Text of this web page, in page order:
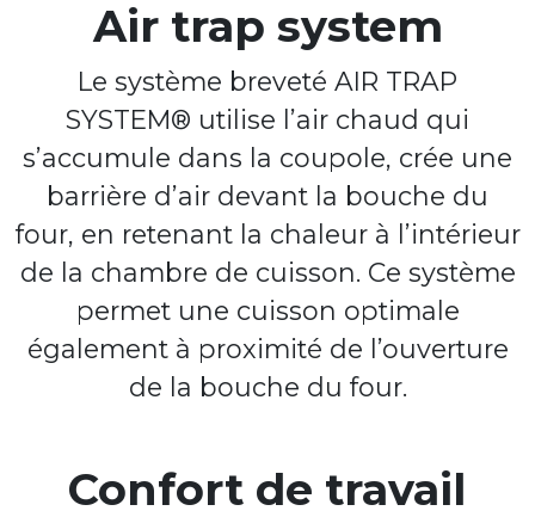
Air trap system
Le système breveté AIR TRAP
SYSTEM® utilise l’air chaud qui
s’accumule dans la coupole, crée une
barrière d’air devant la bouche du
four, en retenant la chaleur à l’intérieur
de la chambre de cuisson. Ce système
permet une cuisson optimale
également à proximité de l’ouverture
de la bouche du four.
Confort de travail